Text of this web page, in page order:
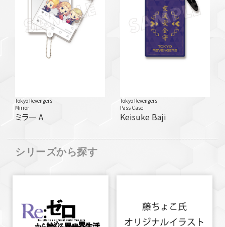
Tokyo Revengers
Mirror
ミラー A
Tokyo Revengers
Pass Case
Keisuke Baji
シリーズから探す